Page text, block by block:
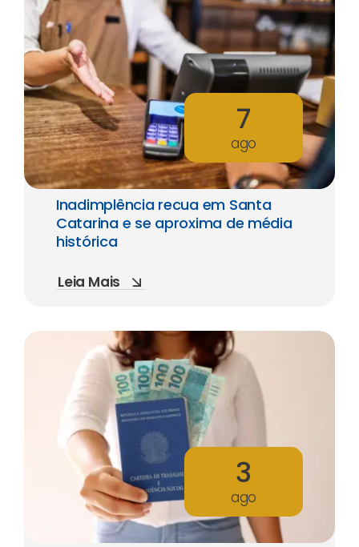
7
ago
Inadimplência recua em Santa
Catarina e se aproxima de média
histórica
Leia Mais
3
ago